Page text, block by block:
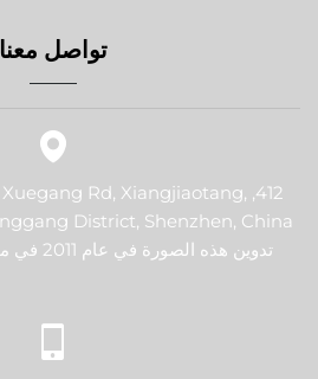
تواصل معنا
Xuegang Rd, Xiangjiaotang,
تدوين هذه الصورة في عام 2011 في منطقة الشنجان، الصين.